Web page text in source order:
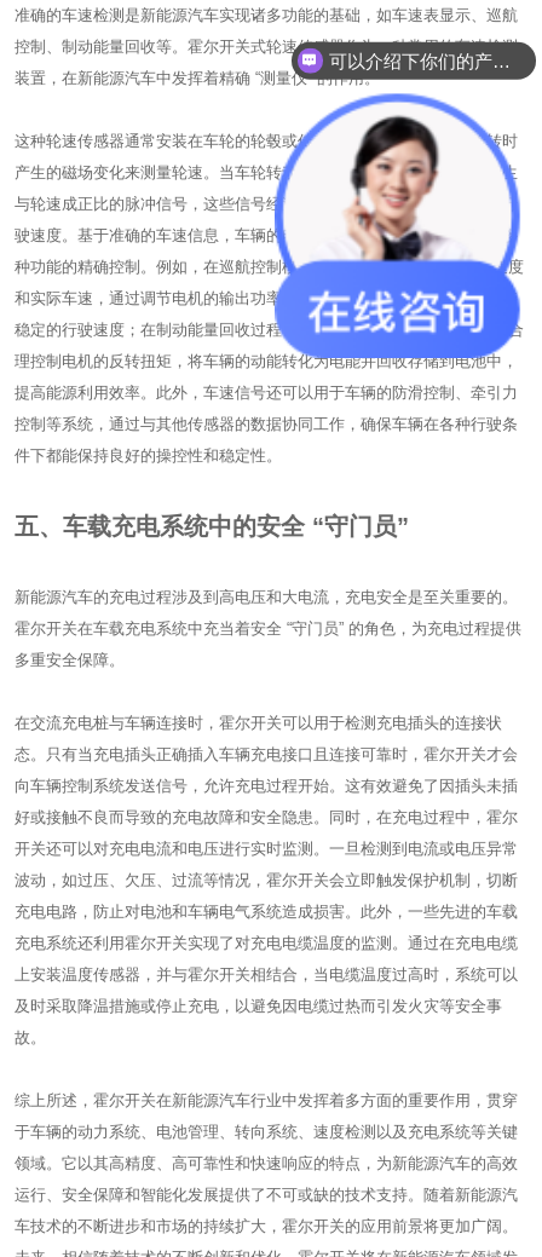
准确的车速检测是新能源汽车实现诸多功能的基础，如车速表显示、巡航
控制、制动能量回收等。霍尔开关式轮速传感器作为一种常用的车速检测
装置，在新能源汽车中发挥着精确 “测量仪” 的作用。
这种轮速传感器通常安装在车轮的轮毂或传动轴上，通过感应车轮旋转时
产生的磁场变化来测量轮速。当车轮转动时，传感器中的霍尔元件会产生
与轮速成正比的脉冲信号，这些信号经过处理后可以准确计算出车辆的行
驶速度。基于准确的车速信息，车辆的电子控制单元（ECU）可以实现多
种功能的精确控制。例如，在巡航控制模式下，ECU 根据设定的巡航速度
和实际车速，通过调节电机的输出功率或制动系统的制动力，使车辆保持
稳定的行驶速度；在制动能量回收过程中，ECU 根据车速的变化情况，合
理控制电机的反转扭矩，将车辆的动能转化为电能并回收存储到电池中，
提高能源利用效率。此外，车速信号还可以用于车辆的防滑控制、牵引力
控制等系统，通过与其他传感器的数据协同工作，确保车辆在各种行驶条
件下都能保持良好的操控性和稳定性。
五、车载充电系统中的安全 “守门员”
新能源汽车的充电过程涉及到高电压和大电流，充电安全是至关重要的。
霍尔开关在车载充电系统中充当着安全 “守门员” 的角色，为充电过程提供
多重安全保障。
在交流充电桩与车辆连接时，霍尔开关可以用于检测充电插头的连接状
态。只有当充电插头正确插入车辆充电接口且连接可靠时，霍尔开关才会
向车辆控制系统发送信号，允许充电过程开始。这有效避免了因插头未插
好或接触不良而导致的充电故障和安全隐患。同时，在充电过程中，霍尔
开关还可以对充电电流和电压进行实时监测。一旦检测到电流或电压异常
波动，如过压、欠压、过流等情况，霍尔开关会立即触发保护机制，切断
充电电路，防止对电池和车辆电气系统造成损害。此外，一些先进的车载
充电系统还利用霍尔开关实现了对充电电缆温度的监测。通过在充电电缆
上安装温度传感器，并与霍尔开关相结合，当电缆温度过高时，系统可以
及时采取降温措施或停止充电，以避免因电缆过热而引发火灾等安全事
故。
综上所述，霍尔开关在新能源汽车行业中发挥着多方面的重要作用，贯穿
于车辆的动力系统、电池管理、转向系统、速度检测以及充电系统等关键
领域。它以其高精度、高可靠性和快速响应的特点，为新能源汽车的高效
运行、安全保障和智能化发展提供了不可或缺的技术支持。随着新能源汽
车技术的不断进步和市场的持续扩大，霍尔开关的应用前景将更加广阔。
可以介绍下你们的产品么？